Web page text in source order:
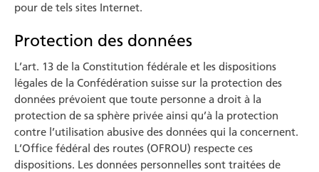
pour de tels sites Internet.
Protection des données
L’art. 13 de la Constitution fédérale et les dispositions
légales de la Confédération suisse sur la protection des
données prévoient que toute personne a droit à la
protection de sa sphère privée ainsi qu’à la protection
contre l’utilisation abusive des données qui la concer­nent.
L’Office fédéral des routes (OFROU) respecte ces
dispositions. Les données personnelles sont traitées de